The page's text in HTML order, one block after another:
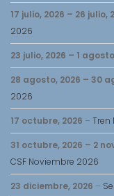
17 julio, 2026 – 26 julio,
2026
23 julio, 2026 – 1
28 agosto, 2026 – 30
2026
17 octubre, 2026 – Tren
31 octubre, 2026 – 2
CSF Noviembre 2026
23 diciembre, 2026 –